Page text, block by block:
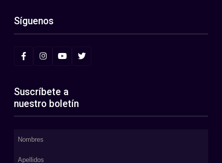
Síguenos
Suscríbete a
nuestro boletín